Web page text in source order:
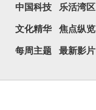
中国科技 乐活湾区
文化精华 焦点纵览
每周主题 最新影片